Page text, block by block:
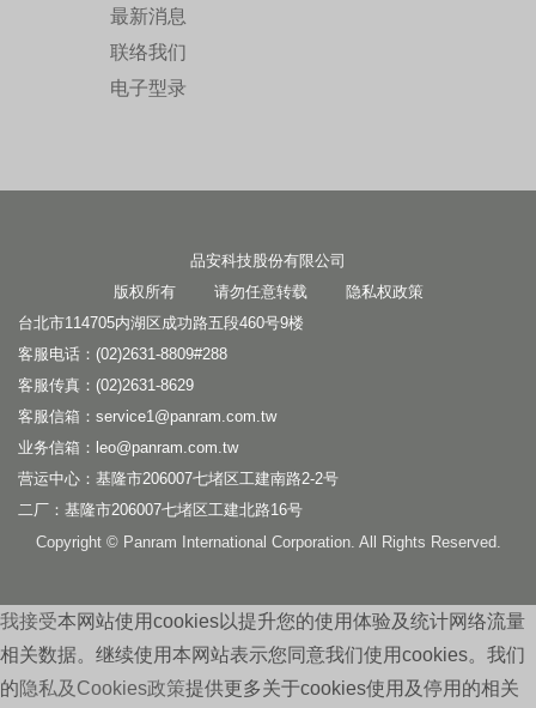
最新消息
联络我们
电子型录
品安科技股份有限公司
版权所有 请勿任意转载 隐私权政策
台北市114705内湖区成功路五段460号9楼
客服电话：(02)2631-8809#288
客服传真：(02)2631-8629
客服信箱： service1@panram.com.tw
业务信箱： leo@panram.com.tw
营运中心：基隆市206007七堵区工建南路2-2号
二厂：基隆市206007七堵区工建北路16号
Copyright © Panram International Corporation. All Rights Reserved.
我接受本网站使用cookies以提升您的使用体验及统计网络流量
相关数据。继续使用本网站表示您同意我们使用cookies。我们
的隐私及Cookies政策提供更多关于cookies使用及停用的相关